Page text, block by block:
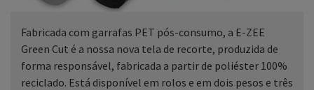
Fabricada com garrafas PET pós-consumo, a E-ZEE
Green Cut é a nossa nova tela de recorte, produzida de
forma responsável, fabricada a partir de poliéster 100%
reciclado. Está disponível em rolos e em dois pesos e três